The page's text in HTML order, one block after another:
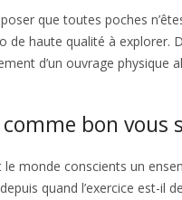
que toutes poches
de haute qualité à explorer.
d’un ouvrage
bon vous
monde conscients un
quand l’exercice est-il